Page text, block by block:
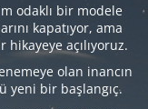
odaklı bir modele
kapatıyor, ama
açılıyoruz.
olan inancın
yeni bir başlangıç.